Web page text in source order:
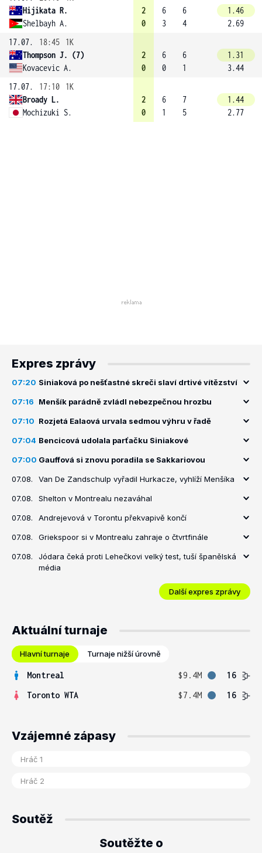
Hijikata R.
Shelbayh A.
2
0
6
3
6
4
1.46
2.69
17.07.
18:45
1K
Thompson J. (7)
Kovacevic A.
2
0
6
0
6
1
1.31
3.44
17.07.
17:10
1K
Broady L.
Mochizuki S.
2
0
6
1
7
5
1.44
2.77
Expres zprávy
07:20 Siniaková po nešťastné skreči slaví drtivé vítězství
07:16 Menšík parádně zvládl nebezpečnou hrozbu
07:10 Rozjetá Ealaová urvala sedmou výhru v řadě
07:04 Bencicová udolala parťačku Siniakové
07:00 Gauffová si znovu poradila se Sakkariovou
07.08. Van De Zandschulp vyřadil Hurkacze, vyhlíží Menšíka
07.08. Shelton v Montrealu nezaváhal
07.08. Andrejevová v Torontu překvapivě končí
07.08. Griekspoor si v Montrealu zahraje o čtvrtfinále
07.08.
Jódara čeká proti Lehečkovi velký test, tuší španělská
média
Další expres zprávy
Aktuální turnaje
Hlavní turnaje Turnaje nižší úrovně
Montreal $9.4M
16
Toronto WTA
$7.4M 16
Vzájemné zápasy
Soutěž
Soutěžte o